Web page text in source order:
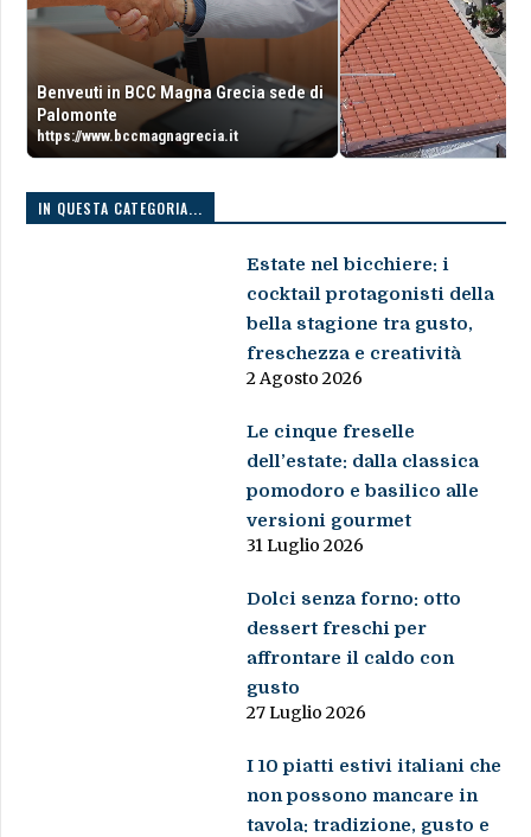
Benveuti in BCC Magna Grecia sede di
Palomonte
https://www.bccmagnagrecia.it
IN QUESTA CATEGORIA...
Estate nel bicchiere: i
cocktail protagonisti della
bella stagione tra gusto,
freschezza e creatività
2 Agosto 2026
Le cinque freselle
dell’estate: dalla classica
pomodoro e basilico alle
versioni gourmet
31 Luglio 2026
Dolci senza forno: otto
dessert freschi per
affrontare il caldo con
gusto
27 Luglio 2026
I 10 piatti estivi italiani che
non possono mancare in
tavola: tradizione, gusto e